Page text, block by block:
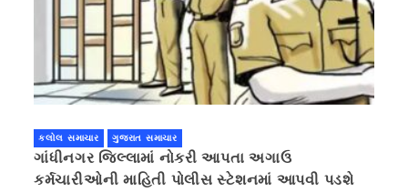
કલોલ સમાચાર ગુજરાત સમાચાર
ગાંધીનગર જિલ્લામાં નોકરી આપતા અગાઉ
કર્મચારીઓની માહિતી પોલીસ સ્ટેશનમાં આપવી પડશે